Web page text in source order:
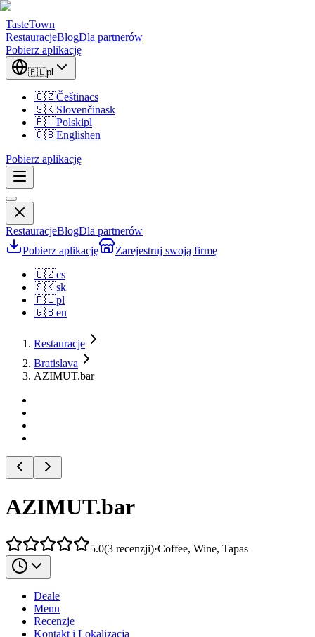
TasteTown
RestauracjeBlogDla partnerów
Pobierz aplikację
🇵🇱pl
🇨🇿Češtinacs
🇸🇰Slovenčinask
🇵🇱Polskipl
🇬🇧Englishen
Pobierz aplikację
RestauracjeBlogDla partnerów
Pobierz aplikację
Zarejestruj swoją firmę
🇨🇿cs
🇸🇰sk
🇵🇱pl
🇬🇧en
Restauracje
Bratislava
AZIMUT.bar
AZIMUT.bar
5.0(3 recenzji)·Coffee, Wine, Tapas
Deale
Menu
Recenzje
Kontakt i Lokalizacja